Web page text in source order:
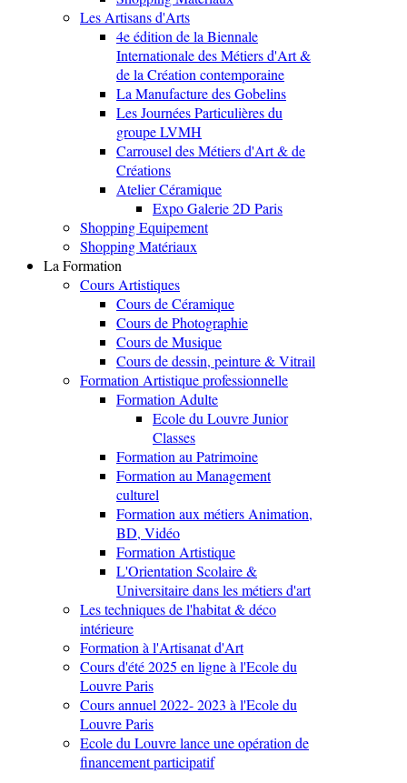
Les Artisans d'Arts
4e édition de la Biennale
Internationale des Métiers d'Art &
de la Création contemporaine
La Manufacture des Gobelins
Les Journées Particulières du
groupe LVMH
Carrousel des Métiers d'Art & de
Créations
Atelier Céramique
Expo Galerie 2D Paris
Shopping Equipement
Shopping Matériaux
La Formation
Cours Artistiques
Cours de Céramique
Cours de Photographie
Cours de Musique
Cours de dessin, peinture & Vitrail
Formation Artistique professionnelle
Formation Adulte
Ecole du Louvre Junior
Classes
Formation au Patrimoine
Formation au Management
culturel
Formation aux métiers Animation,
BD, Vidéo
Formation Artistique
L'Orientation Scolaire &
Universitaire dans les métiers d'art
Les techniques de l'habitat & déco
intérieure
Formation à l'Artisanat d'Art
Cours d'été 2025 en ligne à l'Ecole du
Louvre Paris
Cours annuel 2022- 2023 à l'Ecole du
Louvre Paris
Ecole du Louvre lance une opération de
financement participatif